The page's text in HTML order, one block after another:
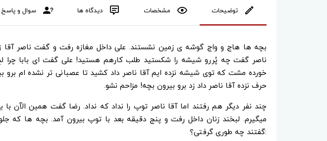
توضیحات مشخصات دیدگاه ها سوال و پاسخ
بچه ها هاج و واج گوشه ی زمین نشستند. على داخل مغازه رفت و گفت ناصر آقا
ناصر گفت چه پُررو شیشه را شکستید طلب کارهم هستید! علی گفت ای بابا چرا
خورده مشت که توی شیشه نزده ایم آقا ناصر داد کشید تا عصبانی تر نشده ام برو
حرف نزده آقا ناصر داد زد برو بیرون بچه! مزاحم نشو.
چند نفر دیگر هم رفتند اما آقا ناصر توپ را نداد که نداد. رضا گفت همین الآن
میگیرم. لبخند زنان داخل رفت و پنج دقیقه بعد با توپ بیرون آمد. بچه ها که
:گفتند چه طوری گرفتی؟